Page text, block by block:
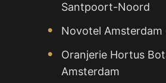
Santpoort-Noord
Novotel Amsterdam
Oranjerie Hortus
Amsterdam